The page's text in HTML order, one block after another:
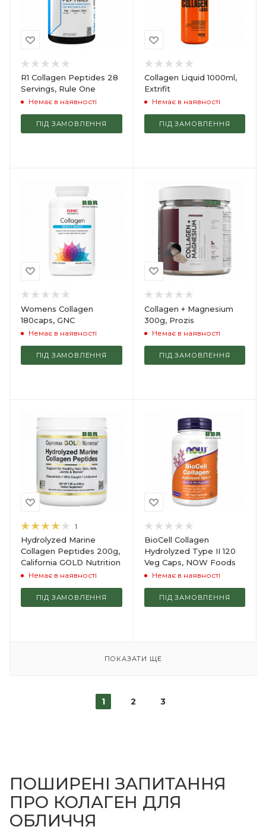
R1 Collagen Peptides 28
Servings, Rule One
Немає в наявності
ПІД ЗАМОВЛЕННЯ
Collagen Liquid 1000ml,
Extrifit
Немає в наявності
ПІД ЗАМОВЛЕННЯ
Womens Collagen
180caps, GNC
Немає в наявності
ПІД ЗАМОВЛЕННЯ
Collagen + Magnesium
300g, Prozis
Немає в наявності
ПІД ЗАМОВЛЕННЯ
1
Hydrolyzed Marine
Collagen Peptides 200g,
California GOLD Nutrition
Немає в наявності
ПІД ЗАМОВЛЕННЯ
BioCell Collagen
Hydrolyzed Type II 120
Veg Caps, NOW Foods
Немає в наявності
ПІД ЗАМОВЛЕННЯ
ПОКАЗАТИ ЩЕ
1 2 3
ПОШИРЕНІ ЗАПИТАННЯ
ПРО КОЛАГЕН ДЛЯ
ОБЛИЧЧЯ